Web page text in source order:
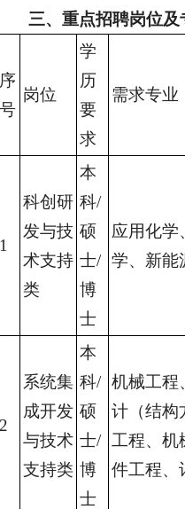
三、重点招聘岗位及
序
号
岗位
学
历
要
求
需求专业
1
科创研
发与技
术支持
类
本
科/
硕
士/
博
士
应用化学
学、新能
2
系统集
成开发
与技术
支持类
本
科/
硕
士/
博
士
机械工程
计（结构
工程、机
件工程、